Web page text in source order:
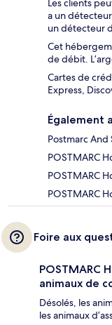
Les clients
a un
un détecteur
Cet
de débit.
Cartes de
Express,
Également
Postmarc And
POSTMARC
POSTMARC
POSTMARC
Foire aux
POSTMARC
animaux de
Désolés, les
les animaux